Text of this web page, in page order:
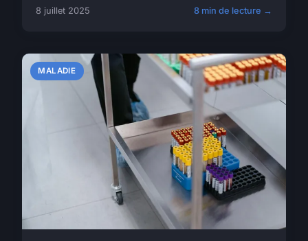
8 juillet 2025 8 min de lecture →
MALADIE